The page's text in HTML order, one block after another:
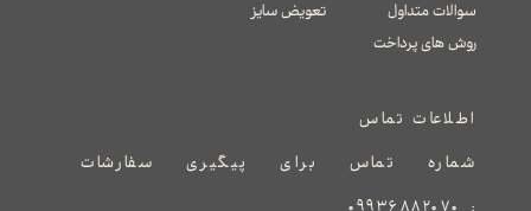
سوالات متداول
​​​​​​​روش های پرداخت
تعویض سایز
اطلاعات تماس
شماره تماس برای پیگیری سفارشات